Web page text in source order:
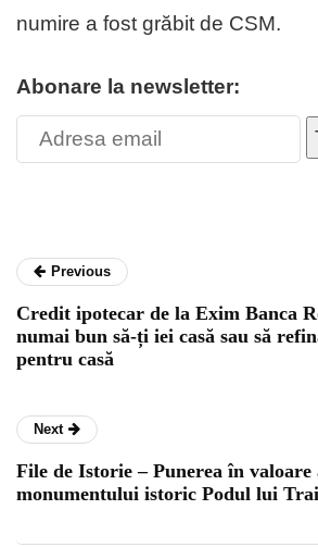
numire a fost grăbit de CSM.
Abonare la newsletter:
Previous
Credit ipotecar de la Exim Banca
numai bun să-ți iei casă sau să
pentru casă
Next
File de Istorie – Punerea în
monumentului istoric Podul lui